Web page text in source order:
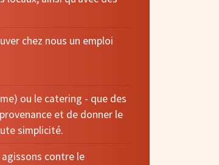
chez nous un emploi
ou le catering - que des
et de donner le
simplicité.
contre le